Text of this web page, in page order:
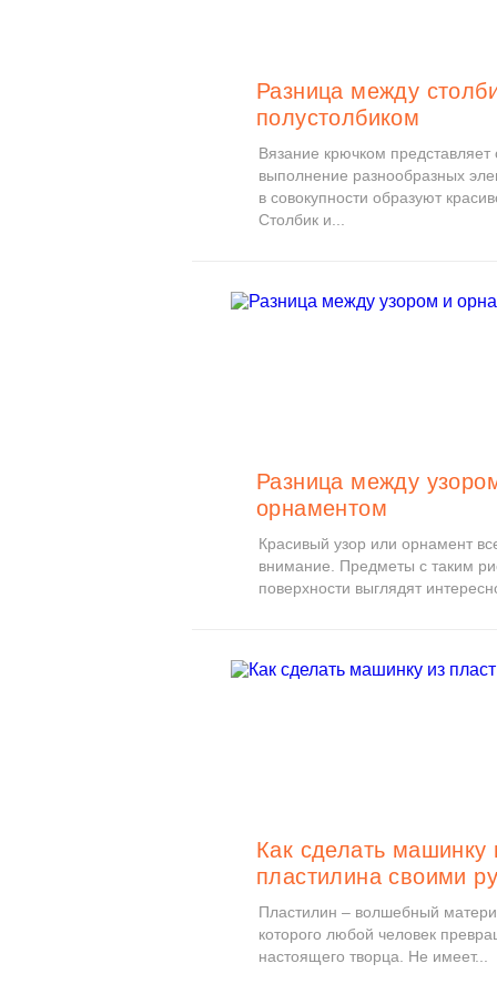
Разница между
полустолбиком
Вязание крючком представляет
выполнение разнообразных
в совокупности образуют
Столбик и...
Разница между
орнаментом
Красивый узор или орнамент
внимание. Предметы с таким
поверхности выглядят
Как сделать машинку
пластилина своими
Пластилин – волшебный
которого любой человек
настоящего творца. Не имеет...